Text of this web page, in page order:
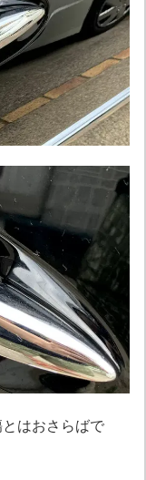
はおさらばで